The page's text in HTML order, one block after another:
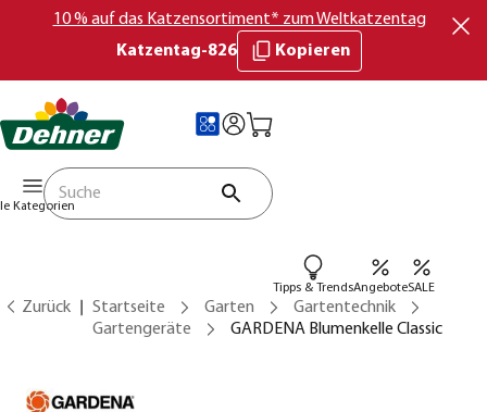
10 % auf das Katzensortiment* zum Weltkatzentag
Katzentag-826
Kopieren
Kategorien
Tipps & TrendsAngeboteSALE
Zurück Startseite Garten
Gartentechnik
Gartengeräte
GARDENA Blumenkelle Classic